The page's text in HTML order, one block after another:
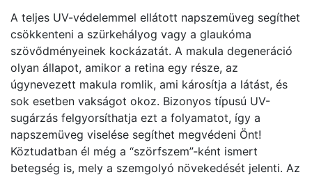
A teljes UV-védelemmel ellátott napszemüveg segíthet
csökkenteni a szürkehályog vagy a glaukóma
szövődményeinek kockázatát. A makula degeneráció
olyan állapot, amikor a retina egy része, az
úgynevezett makula romlik, ami károsítja a látást, és
sok esetben vakságot okoz. Bizonyos típusú UV-
sugárzás felgyorsíthatja ezt a folyamatot, így a
napszemüveg viselése segíthet megvédeni Önt!
Köztudatban él még a “szörfszem”-ként ismert
betegség is, mely a szemgolyó növekedését jelenti. Az